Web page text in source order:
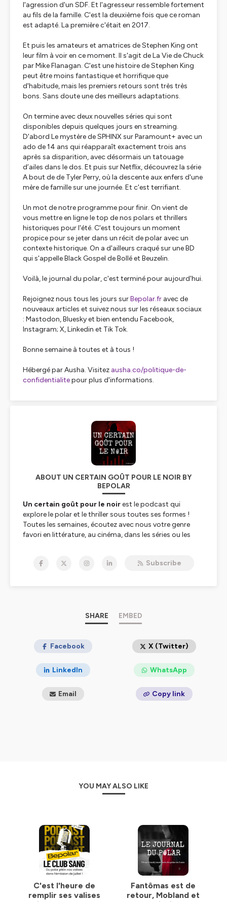
l'agression d'un SDF. Et l'agresseur ressemble fortement
au fils de la famille. C'est la deuxième fois que ce roman
est adapté. La première c'était en 2017.
Et puis les amateurs et amatrices de Stephen King ont
leur film à voir en ce moment. Il s'agit de La Vie de Chuck
par Mike Flanagan. C'est une histoire de Stephen King
peut être moins fantastique et horrifique que
d'habitude, mais les premiers retours sont très très
bons. Sans doute une des meilleurs adaptations.
On termine avec deux nouvelles séries qui sont
disponibles depuis quelques jours en streaming.
D'abord Le mystère de SPHINX sur Paramount+ avec un
ado de 14 ans qui réapparaît exactement trois ans
après sa disparition, avec désormais un tatouage
d’ailes dans le dos. Et puis sur Netflix, découvrez la série
A bout de de Tyler Perry, où la descente aux enfers d'une
mère de famille sur une journée. Et c'est terrifiant.
Un mot de notre programme pour finir. On vient de
vous mettre en ligne le top de nos polars et thrillers
historiques pour l'été. C'est toujours un moment
propice pour se jeter dans un récit de polar avec un
contexte historique. On a d'ailleurs craqué sur une BD
qui s'appelle Black Gospel de Bollé et Beuzelin.
Voilà, le journal du polar, c'est terminé pour aujourd'hui.
Rejoignez nous tous les jours surBepolar.fr avec de
nouveaux articles et suivez nous sur les réseaux sociaux
: Mastodon, Bluesky et bien entendu Facebook,
Instagram; X, Linkedin et Tik Tok.
Bonne semaine à toutes et à tous !
Hébergé par Ausha. Visitez ausha.co/politique-de-
confidentialitepour plus d'informations.
ABOUT UN CERTAIN GOÛT POUR LE NOIR BY
BEPOLAR
Un certain goût pour le noirest le podcast qui
explore le polar et le thriller sous toutes ses formes !
Toutes les semaines, écoutez avec nous votre genre
favori en littérature, au cinéma, dans les séries ou les
Jérôme Vincent
Subscribe
SHARE EMBED
Facebook X (Twitter)
LinkedIn WhatsApp
Email Copy link
YOU MAY ALSO LIKE
C'est l'heure de
remplir ses valises
Fantômas est de
retour, Mobland et